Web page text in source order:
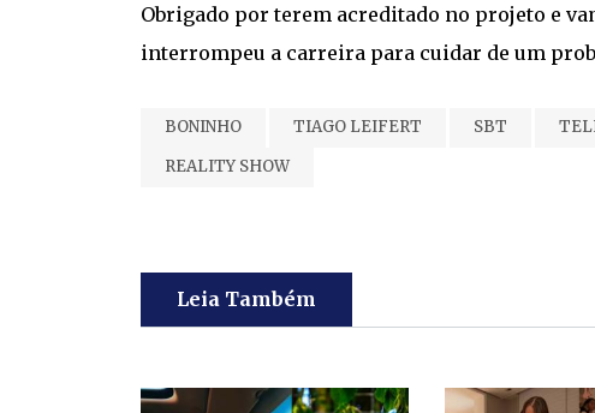
Obrigado por terem acreditado no projeto e
interrompeu a carreira para cuidar de um
BONINHO TIAGO LEIFERT SBT
REALITY SHOW
Leia Também